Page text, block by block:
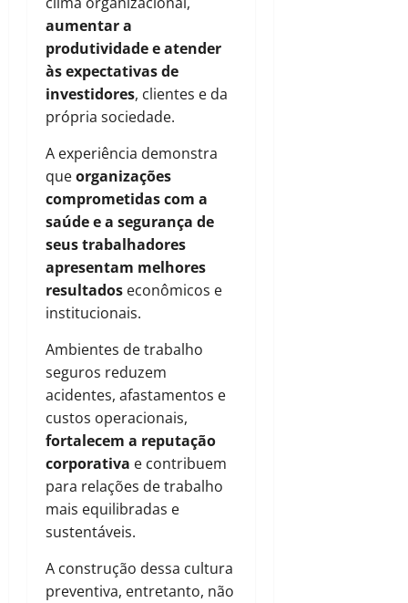
aumentar a
produtividade e atender
às expectativas de
investidores, clientes e da
própria sociedade.
A experiência demonstra
queorganizações
comprometidas com a
saúde e a segurança de
seus trabalhadores
apresentam melhores
resultados econômicos e
institucionais.
Ambientes de trabalho
seguros reduzem
acidentes, afastamentos e
custos operacionais,
fortalecem a reputação
corporativa e contribuem
para relações de trabalho
mais equilibradas e
sustentáveis.
A construção dessa cultura
preventiva, entretanto, não